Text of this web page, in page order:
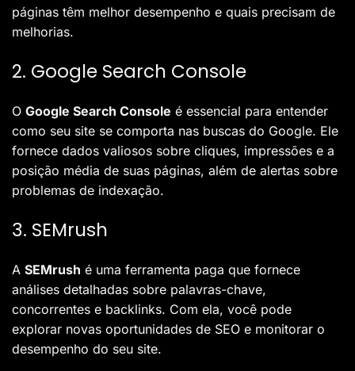
páginas têm melhor desempenho e quais precisam de
melhorias.
2. Google Search Console
O Google Search Console é essencial para entender
como seu site se comporta nas buscas do Google. Ele
fornece dados valiosos sobre cliques, impressões e a
posição média de suas páginas, além de alertas sobre
problemas de indexação.
3. SEMrush
A SEMrush é uma ferramenta paga que fornece
análises detalhadas sobre palavras-chave,
concorrentes e backlinks. Com ela, você pode
explorar novas oportunidades de SEO e monitorar o
desempenho do seu site.